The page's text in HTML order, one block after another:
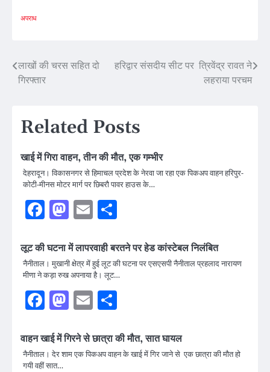
अपराध
Post
लाखों की चरस सहित दो
गिरफ्तार
हरिद्वार संसदीय सीट पर त्रिवेंद्र रावत ने
लहराया परचम
Related Posts
खाई में गिरा वाहन, तीन की मौत, एक गम्भीर
देहरादून। विकासनगर से हिमाचल प्रदेश के नेरवा जा रहा एक पिकअप वाहन हरिपुर-
कोटी-मीनस मोटर मार्ग पर छिबरौ पावर हाउस के…
Facebook
Mastodon
Email
लूट की घटना में लापरवाही बरतने पर हेड कांस्टेबल निलंबित
नैनीताल। मुखानी क्षेत्र में हुई लूट की घटना पर एसएसपी नैनीताल प्रहलाद नारायण
मीणा ने कड़ा रुख अपनाया है। लूट…
Facebook
Mastodon
Email
वाहन खाई में गिरने से छात्रा की मौत, सात घायल
नैनीताल। देर शाम एक पिकअप वाहन के खाई में गिर जाने से एक छात्रा की मौत हो
गयी वहीं सात…